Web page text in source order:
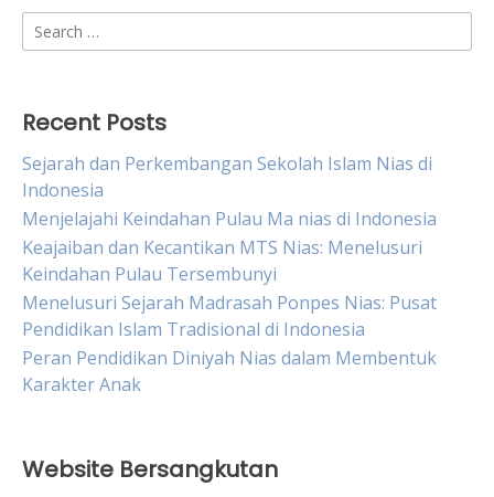
Search
for:
Recent Posts
Sejarah dan Perkembangan Sekolah Islam Nias di
Indonesia
Menjelajahi Keindahan Pulau Ma nias di Indonesia
Keajaiban dan Kecantikan MTS Nias: Menelusuri
Keindahan Pulau Tersembunyi
Menelusuri Sejarah Madrasah Ponpes Nias: Pusat
Pendidikan Islam Tradisional di Indonesia
Peran Pendidikan Diniyah Nias dalam Membentuk
Karakter Anak
Website Bersangkutan